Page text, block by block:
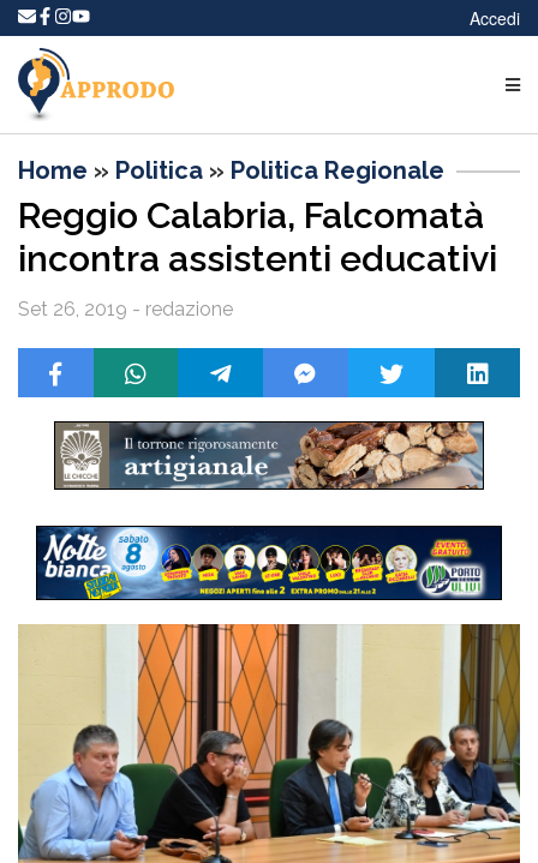
Accedi
Home » Politica » Politica Regionale
Reggio Calabria, Falcomatà
incontra assistenti educativi
Set 26, 2019 - redazione